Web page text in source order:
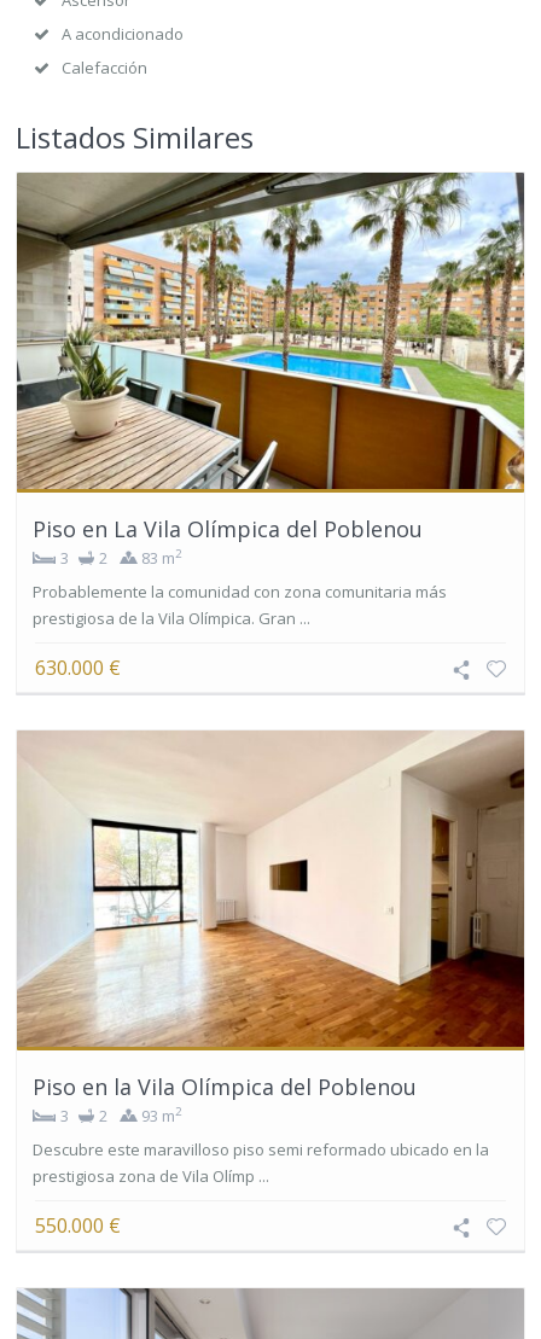
A acondicionado
Calefacción
Listados Similares
Piso en La Vila Olímpica del Poblenou
3 2 83 m2
Probablemente la comunidad con zona comunitaria más
prestigiosa de la Vila Olímpica. Gran ...
630.000 €
Piso en la Vila Olímpica del Poblenou
3 2 93 m2
Descubre este maravilloso piso semi reformado ubicado en la
prestigiosa zona de Vila Olímp ...
550.000 €